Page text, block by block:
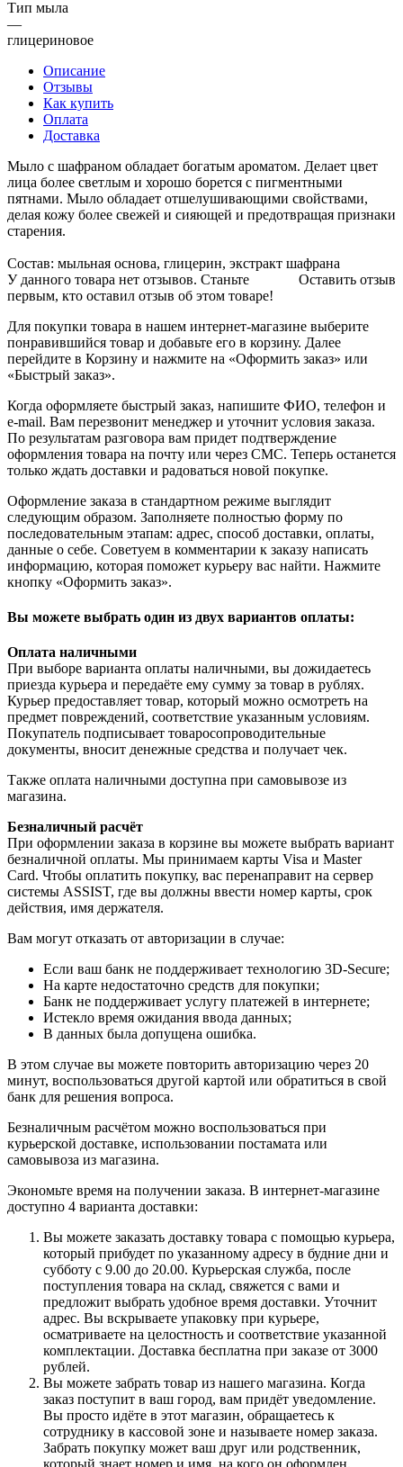
Тип мыла
—
глицериновое
Описание
Отзывы
Как купить
Оплата
Доставка
Мыло с шафраном обладает богатым ароматом. Делает цвет
лица более светлым и хорошо борется с пигментными
пятнами. Мыло обладает отшелушивающими свойствами,
делая кожу более свежей и сияющей и предотвращая признаки
старения.
Состав: мыльная основа, глицерин, экстракт шафрана
Оставить отзыв
У данного товара нет отзывов. Станьте
первым, кто оставил отзыв об этом товаре!
Для покупки товара в нашем интернет-магазине выберите
понравившийся товар и добавьте его в корзину. Далее
перейдите в Корзину и нажмите на «Оформить заказ» или
«Быстрый заказ».
Когда оформляете быстрый заказ, напишите ФИО, телефон и
e-mail. Вам перезвонит менеджер и уточнит условия заказа.
По результатам разговора вам придет подтверждение
оформления товара на почту или через СМС. Теперь останется
только ждать доставки и радоваться новой покупке.
Оформление заказа в стандартном режиме выглядит
следующим образом. Заполняете полностью форму по
последовательным этапам: адрес, способ доставки, оплаты,
данные о себе. Советуем в комментарии к заказу написать
информацию, которая поможет курьеру вас найти. Нажмите
кнопку «Оформить заказ».
Вы можете выбрать один из двух вариантов оплаты:
Оплата наличными
При выборе варианта оплаты наличными, вы дожидаетесь
приезда курьера и передаёте ему сумму за товар в рублях.
Курьер предоставляет товар, который можно осмотреть на
предмет повреждений, соответствие указанным условиям.
Покупатель подписывает товаросопроводительные
документы, вносит денежные средства и получает чек.
Также оплата наличными доступна при самовывозе из
магазина.
Безналичный расчёт
При оформлении заказа в корзине вы можете выбрать вариант
безналичной оплаты. Мы принимаем карты Visa и Master
Card. Чтобы оплатить покупку, вас перенаправит на сервер
системы ASSIST, где вы должны ввести номер карты, срок
действия, имя держателя.
Вам могут отказать от авторизации в случае:
Если ваш банк не поддерживает технологию 3D-Secure;
На карте недостаточно средств для покупки;
Банк не поддерживает услугу платежей в интернете;
Истекло время ожидания ввода данных;
В данных была допущена ошибка.
В этом случае вы можете повторить авторизацию через 20
минут, воспользоваться другой картой или обратиться в свой
банк для решения вопроса.
Безналичным расчётом можно воспользоваться при
курьерской доставке, использовании постамата или
самовывоза из магазина.
Экономьте время на получении заказа. В интернет-магазине
доступно 4 варианта доставки:
Вы можете заказать доставку товара с помощью курьера,
который прибудет по указанному адресу в будние дни и
субботу с 9.00 до 20.00. Курьерская служба, после
поступления товара на склад, свяжется с вами и
предложит выбрать удобное время доставки. Уточнит
адрес. Вы вскрываете упаковку при курьере,
осматриваете на целостность и соответствие указанной
комплектации. Доставка бесплатна при заказе от 3000
рублей.
Вы можете забрать товар из нашего магазина. Когда
заказ поступит в ваш город, вам придёт уведомление.
Вы просто идёте в этот магазин, обращаетесь к
сотруднику в кассовой зоне и называете номер заказа.
Забрать покупку может ваш друг или родственник,